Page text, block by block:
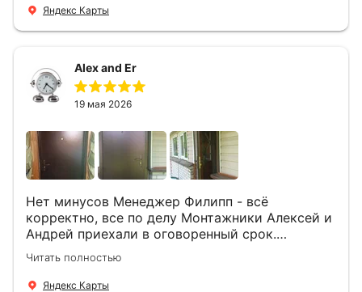
Яндекс Карты
Alex and Er
19 мая 2026
Нет минусов Менеджер Филипп - всё
корректно, все по делу Монтажники Алексей и
Андрей приехали в оговоренный срок.
Демонтировали старую дверь и установили
новую буквально за час Быстро и качественно
+ нормальные цены Всем большое спасибо
Читать полностью
Яндекс Карты